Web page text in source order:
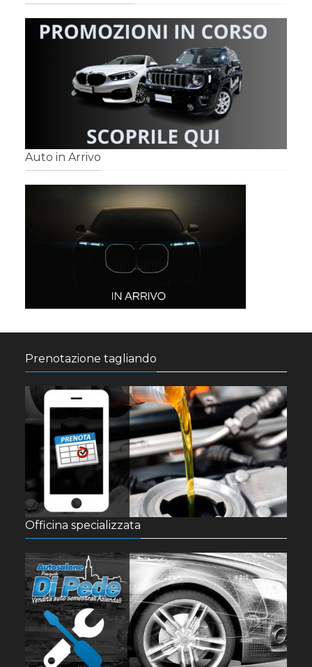
Auto in Arrivo
Prenotazione tagliando
Officina specializzata